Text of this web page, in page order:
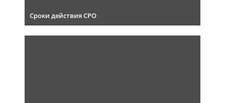
Сроки действия СРО